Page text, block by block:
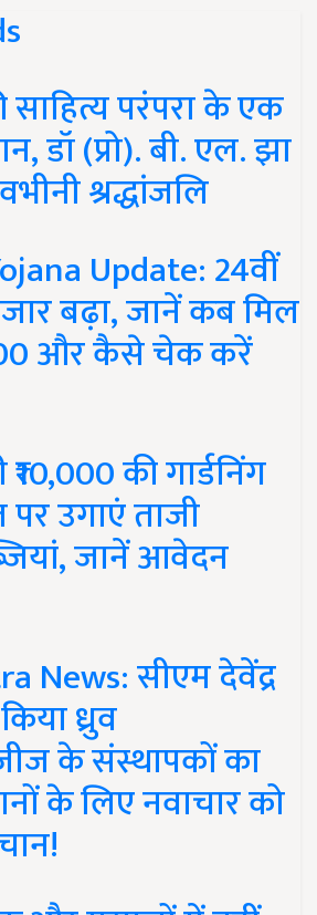
परंपरा के एक
डॉ (प्रो). बी. एल. झा
श्रद्धांजलि
Update: 24वीं
बढ़ा, जानें कब मिल
और कैसे चेक करें
की गार्डनिंग
उगाएं ताजी
जानें आवेदन
News: सीएम देवेंद्र
ध्रुव
के संस्थापकों का
के लिए नवाचार को